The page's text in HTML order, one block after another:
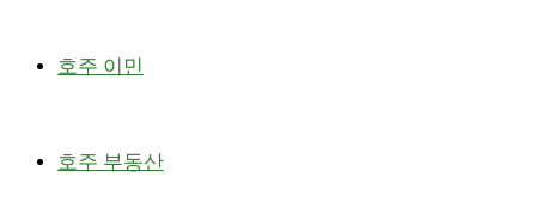
호주 이민
호주 부동산